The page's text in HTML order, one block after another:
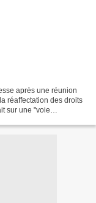
après une réunion
réaffectation des droits
sur une "voie